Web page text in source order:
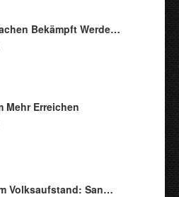
Bekämpft Werde…
Mehr Erreichen
Volksaufstand: San…